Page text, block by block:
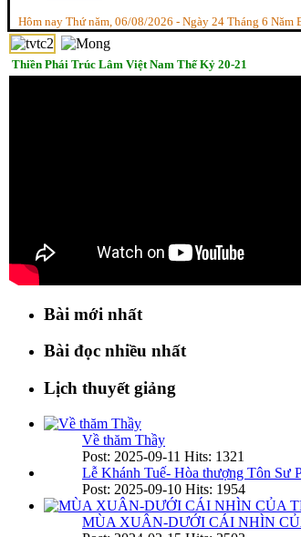
Hôm nay Thứ năm, 06/08/2026 - Ngày 24 Tháng 6 Năm
Thiền Phái Trúc Lâm Việt Nam Thế Kỷ 20-21
Bài mới nhất
Bài đọc nhiều nhất
Lịch thuyết giảng
Về thăm Thầy
Post: 2025-09-11 Hits: 1321
Lễ Khánh Tuế- Hòa thượng Tôn Sư
Post: 2025-09-10 Hits: 1954
MÙA XUÂN-DƯỚI CÁI NHÌN